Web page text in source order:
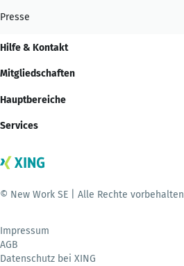
Presse
Hilfe & Kontakt
Mitgliedschaften
Hauptbereiche
Services
© New Work SE | Alle Rechte vorbehalten
Impressum
AGB
Datenschutz bei XING